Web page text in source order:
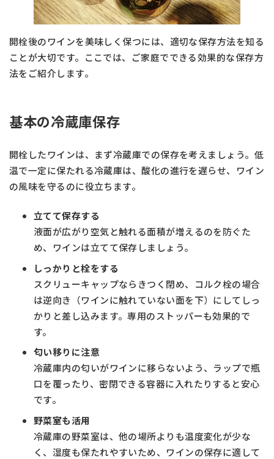
開栓後のワインを美味しく保つには、適切な保存方法を知る
ことが大切です。ここでは、ご家庭でできる効果的な保存方
法をご紹介します。
基本の冷蔵庫保存
開栓したワインは、まず冷蔵庫での保存を考えましょう。低
温で一定に保たれる冷蔵庫は、酸化の進行を遅らせ、ワイン
の風味を守るのに役立ちます。
立てて保存する
液面が広がり空気と触れる面積が増えるのを防ぐた
め、ワインは立てて保存しましょう。
しっかりと栓をする
スクリューキャップならきつく閉め、コルク栓の場合
は逆向き（ワインに触れていない面を下）にしてしっ
かりと差し込みます。専用のストッパーも効果的で
す。
匂い移りに注意
冷蔵庫内の匂いがワインに移らないよう、ラップで瓶
口を覆ったり、密閉できる容器に入れたりすると安心
です。
野菜室も活用
冷蔵庫の野菜室は、他の場所よりも温度変化が少な
く、湿度も保たれやすいため、ワインの保存に適して